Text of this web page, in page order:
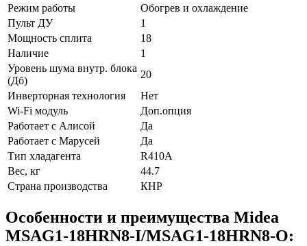
Режим работы
Обогрев и охлаждение
Пульт ДУ
1
Мощность сплита
18
Наличие
1
Уровень шума внутр. блока
(Дб)
20
Инверторная технология
Нет
Wi-Fi модуль
Доп.опция
Работает с Алисой
Да
Работает с Марусей
Да
Тип хладагента
R410A
Вес, кг
44.7
Страна производства
КНР
Особенности и преимущества Midea
MSAG1-18HRN8-I/MSAG1-18HRN8-O: